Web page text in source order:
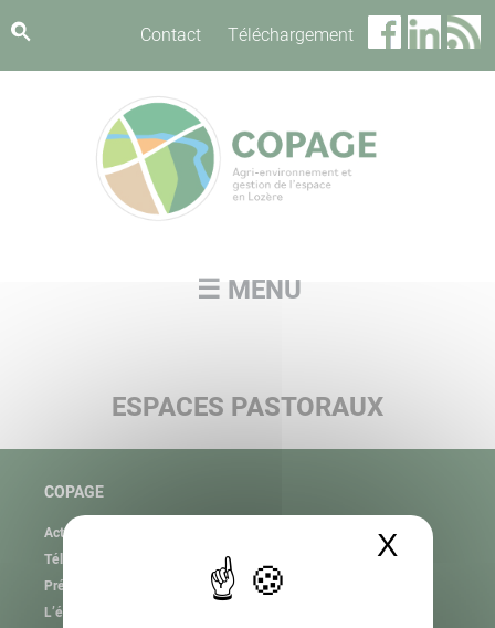
X
Contact Téléchargement
☰ MENU
ESPACES PASTORAUX
COPAGE
Actualités
Téléchargement
Présentation de l’association
L’équipe